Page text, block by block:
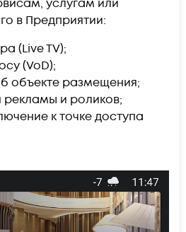
услугам или
в Предприятии:
(Live TV);
(VoD);
объекте размещения;
и роликов;
к точке доступа